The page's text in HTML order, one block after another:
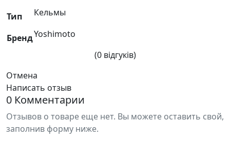
Тип Кельмы
БрендYoshimoto
(0 відгуків)
Отмена
Написать отзыв
0 Комментарии
Отзывов о товаре еще нет. Вы можете оставить свой,
заполнив форму ниже.